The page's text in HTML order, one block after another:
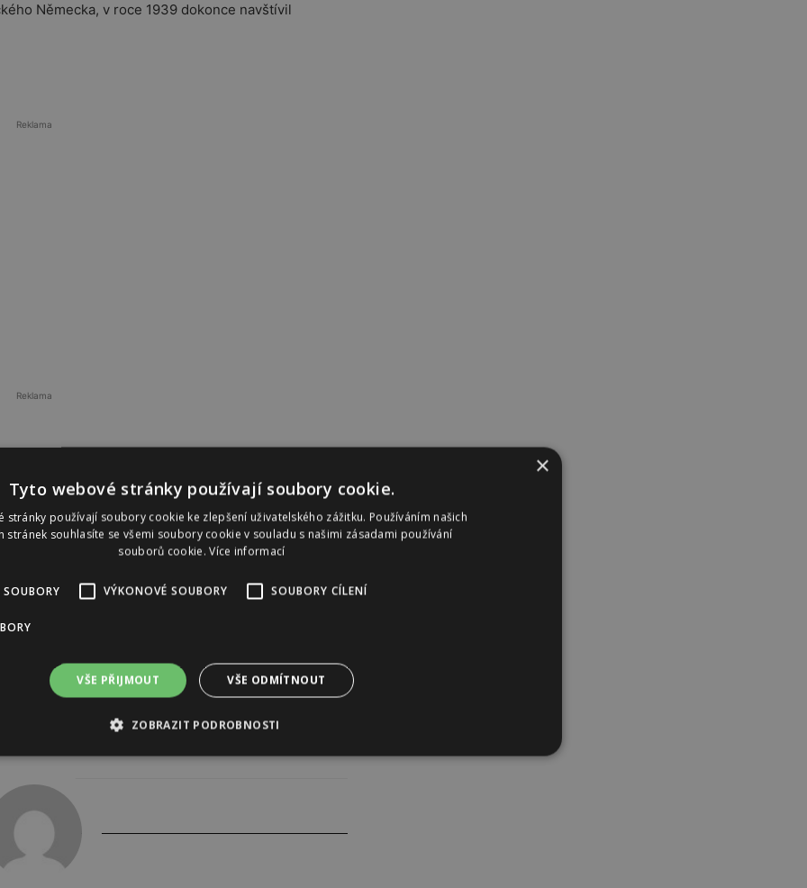
Německa, v roce 1939 dokonce navštívil
Reklama
Reklama
×
Tyto webové stránky používají soubory cookie.
stránky používají soubory cookie ke zlepšení uživatelského zážitku. Používáním našich
stránek souhlasíte se všemi soubory cookie v souladu s našimi zásadami používání
souborů cookie.Více informací
VÝKONOVÉ SOUBORY SOUBORY CÍLENÍ
VŠE PŘIJMOUT VŠE ODMÍTNOUT
ZOBRAZIT PODROBNOSTI